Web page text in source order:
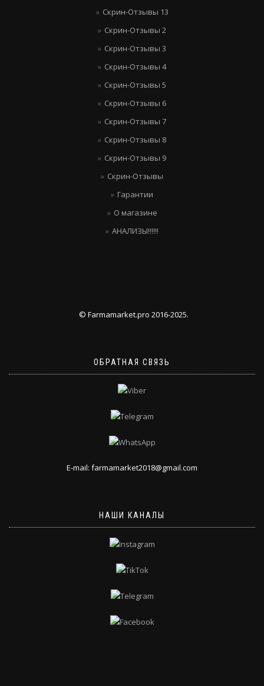
Скрин-Отзывы 13
Скрин-Отзывы 2
Скрин-Отзывы 3
Скрин-Отзывы 4
Скрин-Отзывы 5
Скрин-Отзывы 6
Скрин-Отзывы 7
Скрин-Отзывы 8
Скрин-Отзывы 9
Скрин-Отзывы
Гарантии
О магазине
АНАЛИЗЫ!!!!!!
© Farmamarket.pro 2016-2025.
ОБРАТНАЯ СВЯЗЬ
E-mail: farmamarket2018@gmail.com
НАШИ КАНАЛЫ